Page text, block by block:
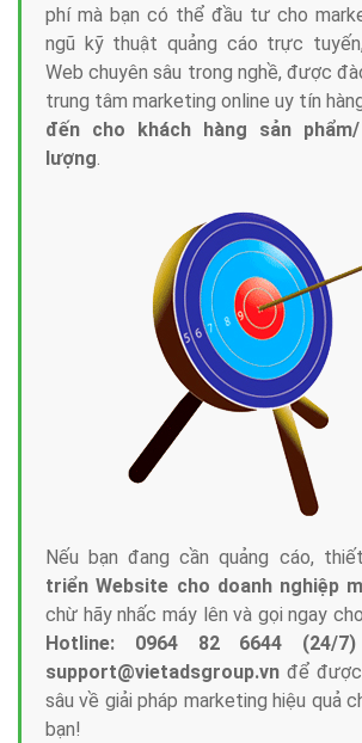
phí mà bạn có thể đầu tư cho
ngũ kỹ thuật quảng cáo trực
Web chuyên sâu trong nghề, được
trung tâm marketing online uy tín
đến cho khách hàng sản
lượng.
Nếu bạn đang cần quảng cáo,
triển Website cho doanh nghiệp
chừ hãy nhấc máy lên và gọi ngay
Hotline: 0964 82 6644 (24/
support@vietadsgroup.vn để
sâu về giải pháp marketing hiệu quả
bạn!